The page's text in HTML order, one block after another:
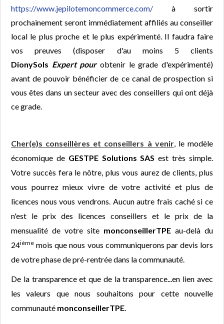
https://www.jepilotemoncommerce.com/ à sortir
prochainement seront immédiatement affiliés au conseiller
local le plus proche et le plus expérimenté. Il faudra faire
vos preuves (disposer d'au moins 5 clients
DionySols Expert pourobtenir le grade d'expérimenté)
avant de pouvoir bénéficier de ce canal de prospection si
vous êtes dans un secteur avec des conseillers qui ont déjà
ce grade.
Cher(e)s conseillères et conseillers à venir, le modèle
économique de GESTPE Solutions SAS est très simple.
Votre succès fera le nôtre, plus vous aurez de clients, plus
vous pourrez mieux vivre de votre activité et plus de
licences nous vous vendrons. Aucun autre frais caché si ce
n'est le prix des licences conseillers et le prix de la
mensualité de votre site monconseillerTPE au-delà du
24ième mois que nous vous communiquerons par devis lors
de votre phase de pré-rentrée dans la communauté.
De la transparence et que de la transparence...en lien avec
les valeurs que nous souhaitons pour cette nouvelle
communauté monconseillerTPE.